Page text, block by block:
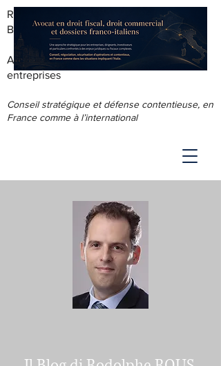
RODOLPHE ROUS - AVOCAT AU
BARREAU DE LYON
Accompagnement juridique & fiscal des
entreprises
Conseil stratégique et défense contentieuse, en
France comme à l’international